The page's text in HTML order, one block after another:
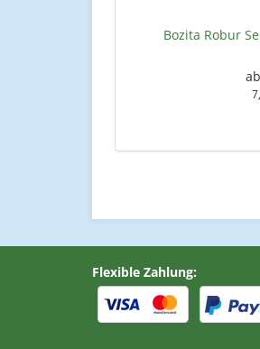
Bozita Robur
ab
Flexible Zahlung: